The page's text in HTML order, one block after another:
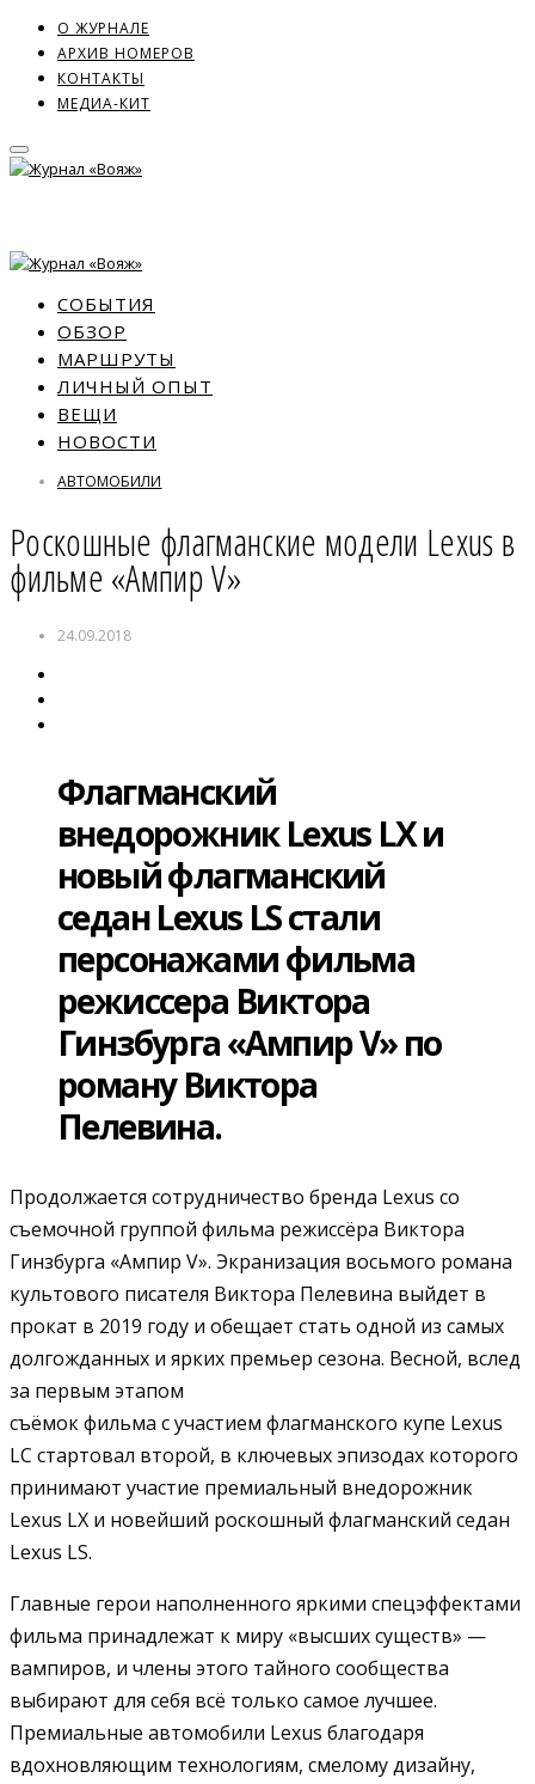
О ЖУРНАЛЕ
АРХИВ НОМЕРОВ
КОНТАКТЫ
МЕДИА-КИТ
СОБЫТИЯ
ОБЗОР
МАРШРУТЫ
ЛИЧНЫЙ ОПЫТ
ВЕЩИ
НОВОСТИ
АВТОМОБИЛИ
Роскошные флагманские модели Lexus в
фильме «Ампир V»
24.09.2018
Флагманский
внедорожник Lexus LX и
новый флагманский
седан Lexus LS стали
персонажами фильма
режиссера Виктора
Гинзбурга «Ампир V» по
роману Виктора
Пелевина.
Продолжается сотрудничество бренда Lexus со
съемочной группой фильма режиссёра Виктора
Гинзбурга «Ампир V». Экранизация восьмого романа
культового писателя Виктора Пелевина выйдет в
прокат в 2019 году и обещает стать одной из самых
долгожданных и ярких премьер сезона. Весной, вслед
за первым этапом
съёмок фильма с участием флагманского купе Lexus
LC стартовал второй, в ключевых эпизодах которого
принимают участие премиальный внедорожник
Lexus LX и новейший роскошный флагманский седан
Lexus LS.
Главные герои наполненного яркими спецэффектами
фильма принадлежат к миру «высших существ» —
вампиров, и члены этого тайного сообщества
выбирают для себя всё только самое лучшее.
Премиальные автомобили Lexus благодаря
вдохновляющим технологиям, смелому дизайну,